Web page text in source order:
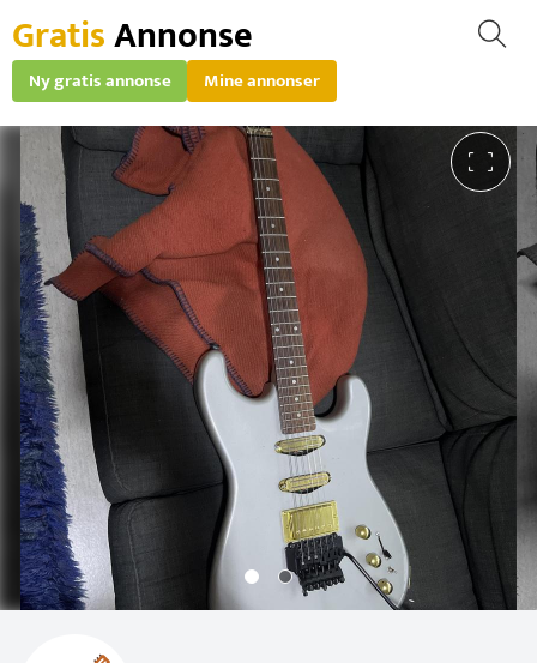
GratisAnnonse
Ny gratis annonse Mine annonser